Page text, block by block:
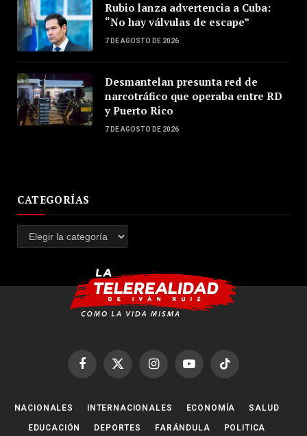
Rubio lanza advertencia a Cuba:
“No hay válvulas de escape”
7 DE AGOSTO DE 2026
Desmantelan presunta red de
narcotráfico que operaba entre RD
y Puerto Rico
7 DE AGOSTO DE 2026
CATEGORÍAS
Categorías
FacebookX
(Twitter)
InstagramYouTubeTikTok
NACIONALES INTERNACIONALES ECONOMÍA SALUD
EDUCACIÓN DEPORTES FARÁNDULA POLITICA